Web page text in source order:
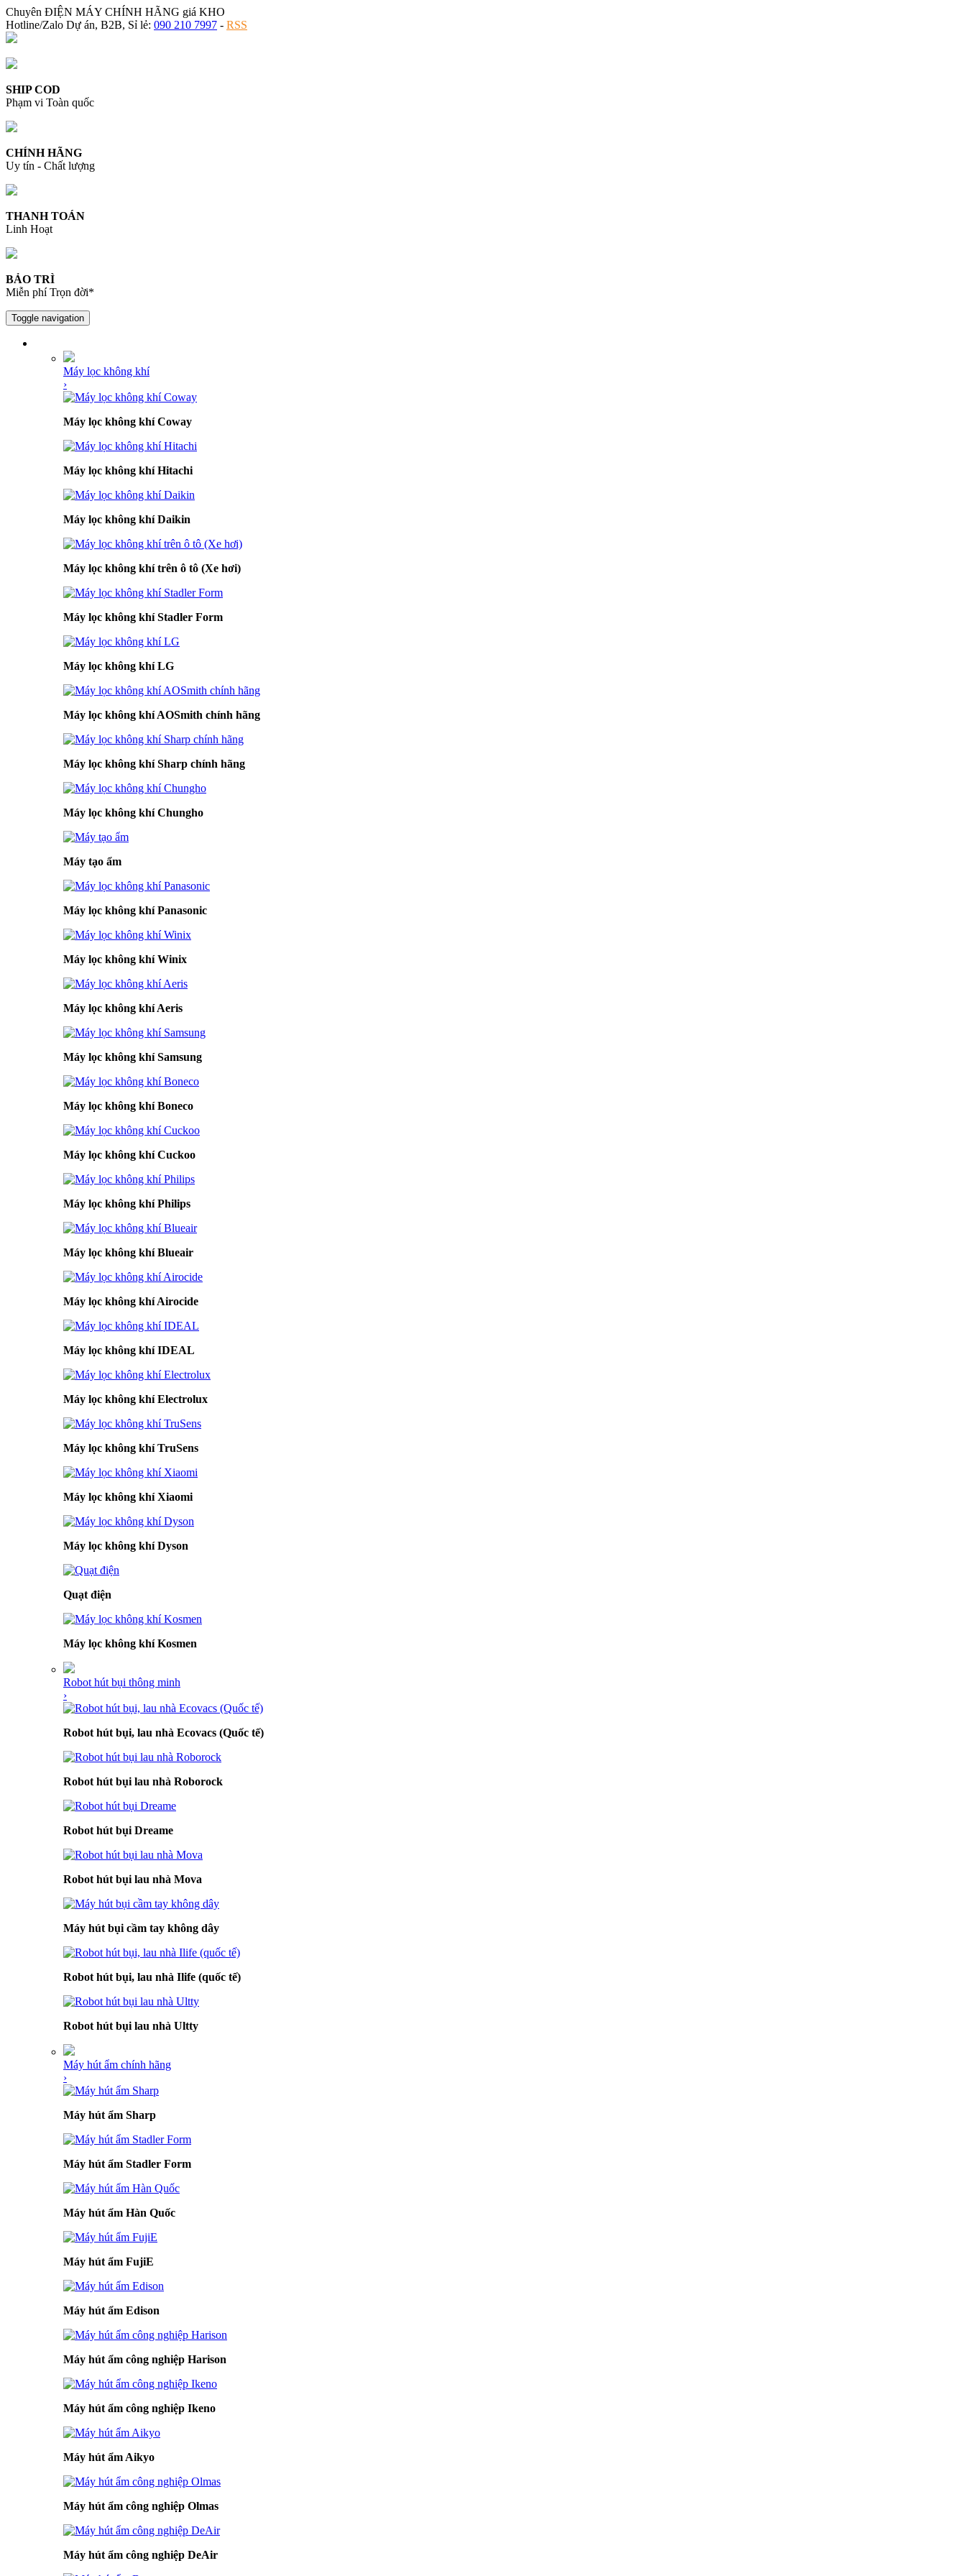
Chuyên ĐIỆN MÁY CHÍNH HÃNG giá KHO
Hotline/Zalo Dự án, B2B, Sỉ lẻ: 090 210 7997 - RSS
SHIP COD
Phạm vi Toàn quốc
CHÍNH HÃNG
Uy tín - Chất lượng
THANH TOÁN
Linh Hoạt
BẢO TRÌ
Miễn phí Trọn đời*
Toggle navigation
Máy lọc không khí
›
Máy lọc không khí Coway
Máy lọc không khí Hitachi
Máy lọc không khí Daikin
Máy lọc không khí trên ô tô (Xe hơi)
Máy lọc không khí Stadler Form
Máy lọc không khí LG
Máy lọc không khí AOSmith chính hãng
Máy lọc không khí Sharp chính hãng
Máy lọc không khí Chungho
Máy tạo ẩm
Máy lọc không khí Panasonic
Máy lọc không khí Winix
Máy lọc không khí Aeris
Máy lọc không khí Samsung
Máy lọc không khí Boneco
Máy lọc không khí Cuckoo
Máy lọc không khí Philips
Máy lọc không khí Blueair
Máy lọc không khí Airocide
Máy lọc không khí IDEAL
Máy lọc không khí Electrolux
Máy lọc không khí TruSens
Máy lọc không khí Xiaomi
Máy lọc không khí Dyson
Quạt điện
Máy lọc không khí Kosmen
Robot hút bụi thông minh
›
Robot hút bụi, lau nhà Ecovacs (Quốc tế)
Robot hút bụi lau nhà Roborock
Robot hút bụi Dreame
Robot hút bụi lau nhà Mova
Máy hút bụi cầm tay không dây
Robot hút bụi, lau nhà Ilife (quốc tế)
Robot hút bụi lau nhà Ultty
Máy hút ẩm chính hãng
›
Máy hút ẩm Sharp
Máy hút ẩm Stadler Form
Máy hút ẩm Hàn Quốc
Máy hút ẩm FujiE
Máy hút ẩm Edison
Máy hút ẩm công nghiệp Harison
Máy hút ẩm công nghiệp Ikeno
Máy hút ẩm Aikyo
Máy hút ẩm công nghiệp Olmas
Máy hút ẩm công nghiệp DeAir